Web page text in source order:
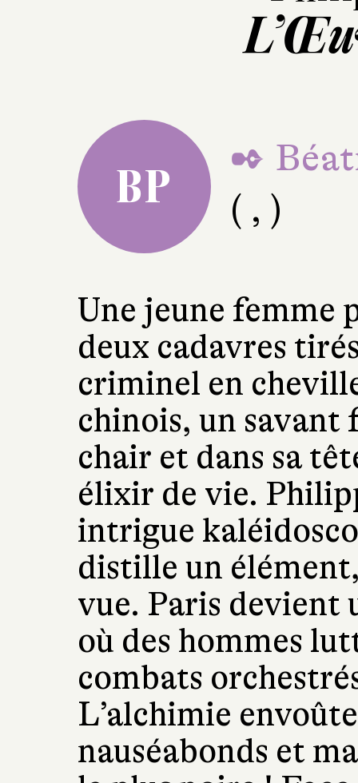
BP
✒
( , )
Une jeune femme
deux cadavres
criminel en
chinois, un savant
chair et dans sa
élixir de vie.
intrigue
distille un
vue. Paris devient
où des hommes
combats
L’alchimie
nauséabonds et